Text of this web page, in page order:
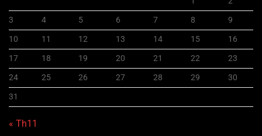
3
4 5 6 7 8
9
10
11 12 13 14 15
16
17
18 19 20 21 22
23
24
25 26 27 28 29
30
31
« Th11